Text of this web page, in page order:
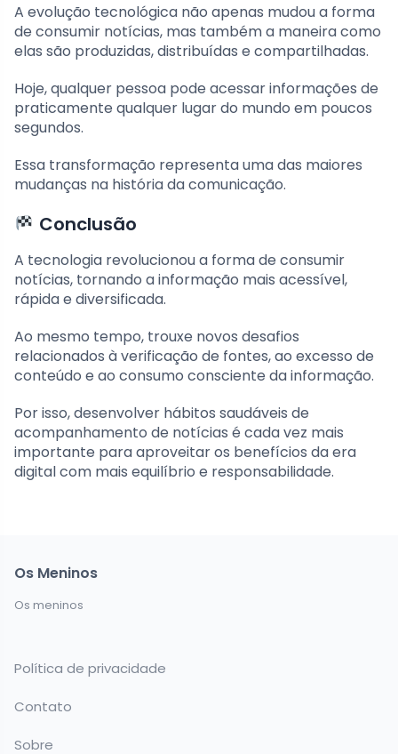
A evolução tecnológica não apenas mudou a forma
de consumir notícias, mas também a maneira como
elas são produzidas, distribuídas e compartilhadas.
Hoje, qualquer pessoa pode acessar informações de
praticamente qualquer lugar do mundo em poucos
segundos.
Essa transformação representa uma das maiores
mudanças na história da comunicação.
Conclusão
A tecnologia revolucionou a forma de consumir
notícias, tornando a informação mais acessível,
rápida e diversificada.
Ao mesmo tempo, trouxe novos desafios
relacionados à verificação de fontes, ao excesso de
conteúdo e ao consumo consciente da informação.
Por isso, desenvolver hábitos saudáveis de
acompanhamento de notícias é cada vez mais
importante para aproveitar os benefícios da era
digital com mais equilíbrio e responsabilidade.
Os Meninos
Os meninos
Política de privacidade
Contato
Sobre